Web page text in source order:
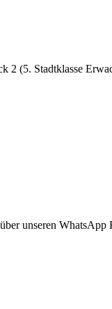
(5. Stadtklasse
unseren